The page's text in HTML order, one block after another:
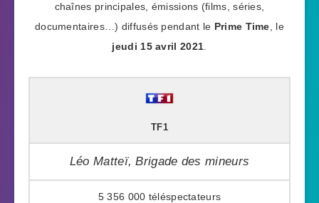
chaînes principales, émissions (films, séries,
documentaires…) diffusés pendant le Prime Time , le
jeudi 15 avril 2021
TF1
Léo Matteï, Brigade des mineurs
5 356 000